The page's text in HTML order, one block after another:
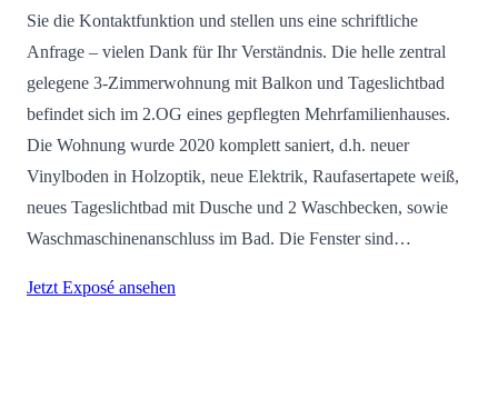
Sie die Kontaktfunktion und stellen uns eine schriftliche
Anfrage – vielen Dank für Ihr Verständnis. Die helle zentral
gelegene 3-Zimmerwohnung mit Balkon und Tageslichtbad
befindet sich im 2.OG eines gepflegten Mehrfamilienhauses.
Die Wohnung wurde 2020 komplett saniert, d.h. neuer
Vinylboden in Holzoptik, neue Elektrik, Raufasertapete weiß,
neues Tageslichtbad mit Dusche und 2 Waschbecken, sowie
Waschmaschinenanschluss im Bad. Die Fenster sind…
Jetzt Exposé ansehen